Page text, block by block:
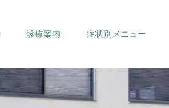
診療案内
循環器内科
症状別メニュー